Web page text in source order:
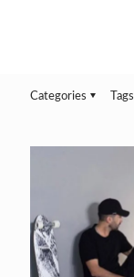
Categories Tags